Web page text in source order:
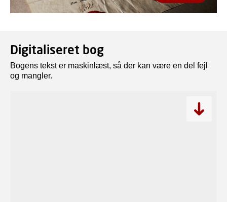
Digitaliseret bog
Bogens tekst er maskinlæst, så der kan være en del fejl
og mangler.